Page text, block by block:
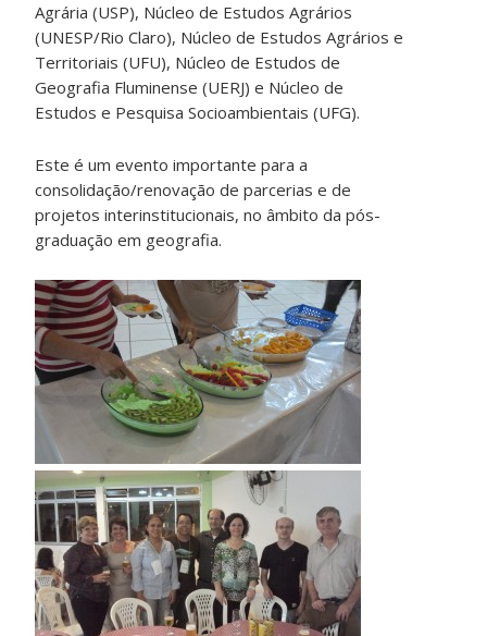
Agrária (USP), Núcleo de Estudos Agrários
(UNESP/Rio Claro), Núcleo de Estudos Agrários e
Territoriais (UFU), Núcleo de Estudos de
Geografia Fluminense (UERJ) e Núcleo de
Estudos e Pesquisa Socioambientais (UFG).
Este é um evento importante para a
consolidação/renovação de parcerias e de
projetos interinstitucionais, no âmbito da pós-
graduação em geografia.